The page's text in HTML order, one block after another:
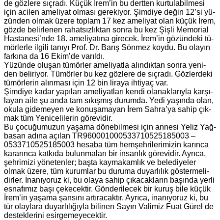
de göz­le­re sıç­ra­dı. Küçük İrem’in bu dert­ten kur­tu­la­bil­me­si
için aci­len ame­li­yat ol­ma­sı ge­re­ki­yor. Şim­di­ye değin 12’si yü­
zün­den olmak üzere top­lam 17 kez ame­li­yat olan küçük İrem,
gözde be­lir­le­nen ra­hat­sız­lık­tan sonra bu kez Şişli Me­mo­ri­al
Has­ta­ne­si’nde 18. ame­li­ya­tı­na gi­recek. İrem’in gö­zün­de­ki tü­
mör­ler­le il­gi­li ta­nı­yı Prof. Dr. Barış Sön­mez koydu. Bu ola­yın
far­kı­na da 16 Ekim’de va­rıl­dı.
Yü­zün­de olu­şan tü­mör­ler ame­li­yat­la alın­dık­tan sonra ye­ni­
den be­li­ri­yor. Tü­mör­ler bu kez göz­le­re de sıç­ra­dı. Göz­ler­de­ki
tü­mör­le­rin alın­ma­sı için 12 bin li­ra­ya ih­ti­yaç var.
Şim­di­ye kadar ya­pı­lan ame­li­yat­la­rı kendi ola­nak­la­rıy­la kar­şı­
la­yan aile şu anda tam sı­kış­mış du­rum­da. Yedi ya­şın­da olan,
okula gi­de­me­yen ve ko­nu­şa­ma­yan İrem Sahra’ya sahip çık­
mak tüm Ye­ni­ce­li­le­rin gö­re­vi­dir.
Bu ço­cu­ğu­mu­zun ya­şa­ma dö­ne­bil­me­si için an­ne­si Yeliz Yağ­
ba­san adına açı­lan TR­960001000533710525185003 –
0533710525185003 he­sa­ba tüm hem­şeh­ri­le­ri­mi­zin ka­rın­ca
ka­ra­rın­ca kat­kı­da bu­lun­ma­la­rı bir in­san­lık gö­re­vi­dir. Ay­rı­ca,
şeh­ri­mi­zi yö­ne­ten­ler; başta kay­ma­kam­lık ve be­le­di­ye­ler
olmak üzere, tüm ku­rum­lar bu du­ru­ma du­yar­lı­lık gös­ter­me­li­
dir­ler. İna­nı­yo­ruz ki, bu olaya sahip çı­ka­cak­la­rın ba­şın­da yerli
es­na­fı­mız başı çe­ke­cek­tir. Gön­de­ri­lecek bir kuruş bile küçük
İrem’in ya­şa­ma şan­sı­nı ar­tı­ra­cak­tır. Ay­rı­ca, ina­nı­yo­ruz ki, bu
tür olay­la­ra du­yar­lı­lı­ğıy­la bi­li­nen Sayın Va­li­miz Fuat Gürel de
des­tek­le­ri­ni esir­ge­me­ye­cek­tir.